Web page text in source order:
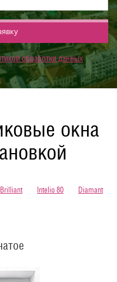
обработки данных
окна
Brilliant Intelio 80
Diamant